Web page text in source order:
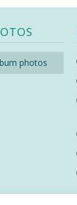
photos